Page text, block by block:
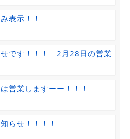
表示！！
です！！！ 2月28日の営業
営業しますーー！！！
らせ！！！！